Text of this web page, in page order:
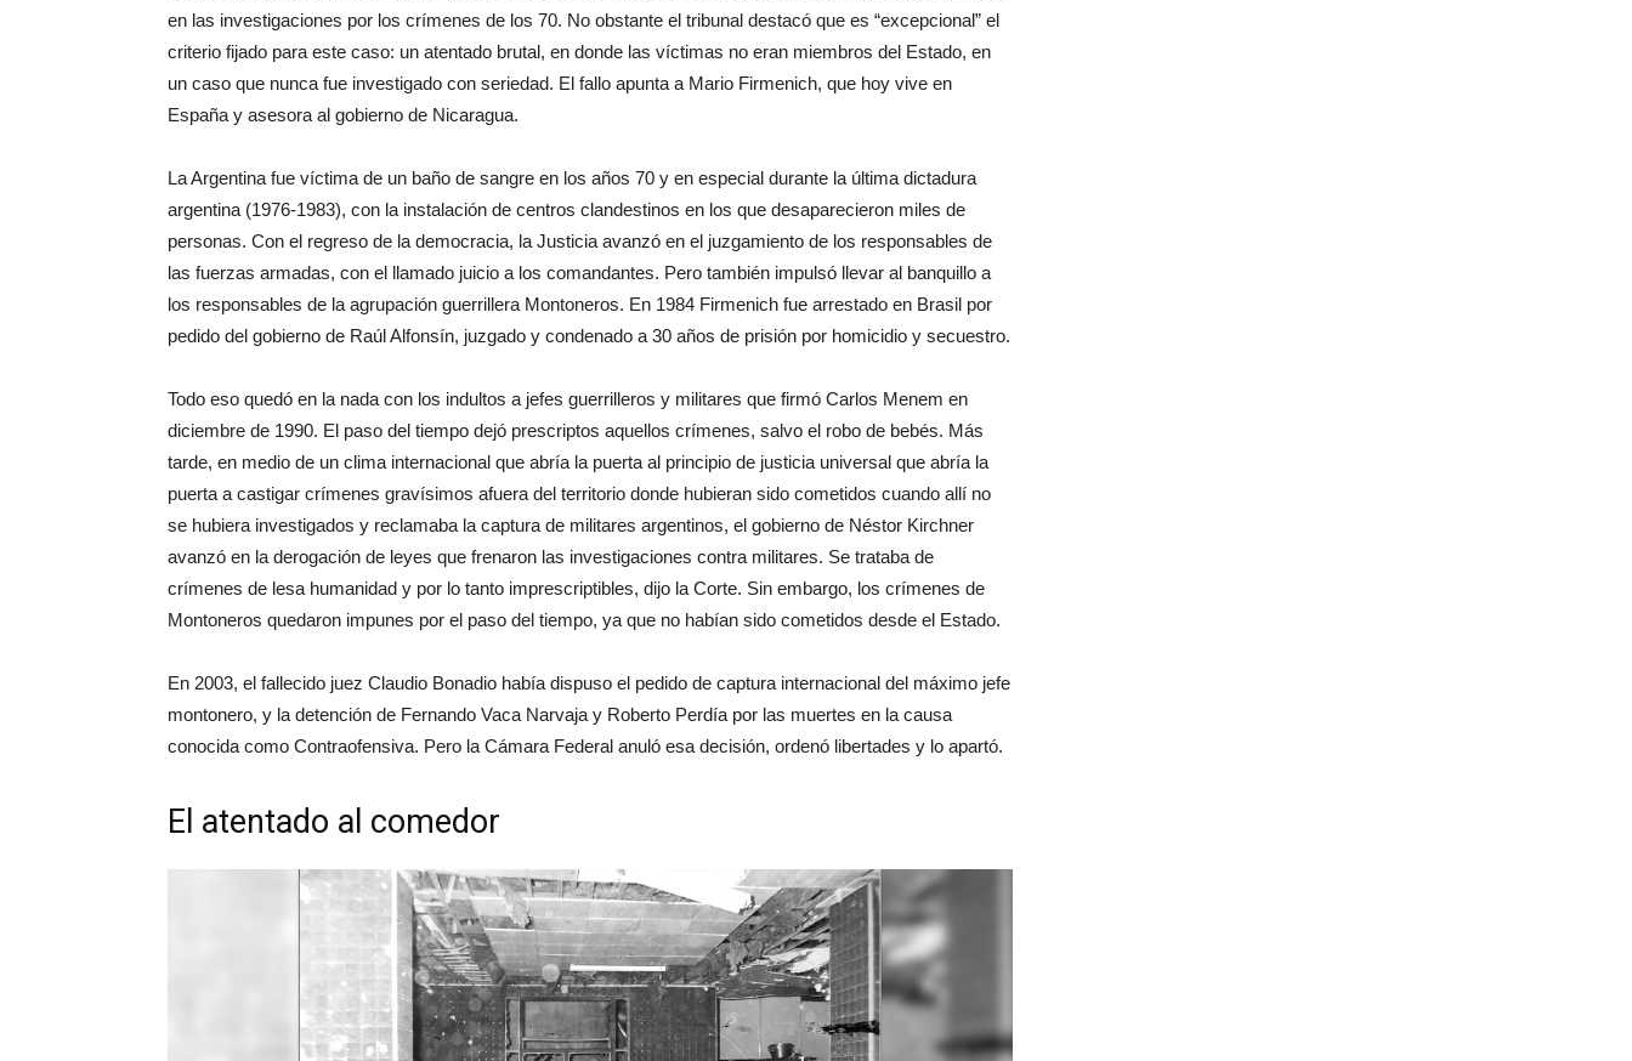
en las investigaciones por los crímenes de los 70. No obstante el tribunal destacó que es “excepcional” el
criterio fijado para este caso: un atentado brutal, en donde las víctimas no eran miembros del Estado, en
un caso que nunca fue investigado con seriedad. El fallo apunta a Mario Firmenich, que hoy vive en
España y asesora al gobierno de Nicaragua.
La Argentina fue víctima de un baño de sangre en los años 70 y en especial durante la última dictadura
argentina (1976-1983), con la instalación de centros clandestinos en los que desaparecieron miles de
personas. Con el regreso de la democracia, la Justicia avanzó en el juzgamiento de los responsables de
las fuerzas armadas, con el llamado juicio a los comandantes. Pero también impulsó llevar al banquillo a
los responsables de la agrupación guerrillera Montoneros. En 1984 Firmenich fue arrestado en Brasil por
pedido del gobierno de Raúl Alfonsín, juzgado y condenado a 30 años de prisión por homicidio y secuestro.
Todo eso quedó en la nada con los indultos a jefes guerrilleros y militares que firmó Carlos Menem en
diciembre de 1990. El paso del tiempo dejó prescriptos aquellos crímenes, salvo el robo de bebés. Más
tarde, en medio de un clima internacional que abría la puerta al principio de justicia universal que abría la
puerta a castigar crímenes gravísimos afuera del territorio donde hubieran sido cometidos cuando allí no
se hubiera investigados y reclamaba la captura de militares argentinos, el gobierno de Néstor Kirchner
avanzó en la derogación de leyes que frenaron las investigaciones contra militares. Se trataba de
crímenes de lesa humanidad y por lo tanto imprescriptibles, dijo la Corte. Sin embargo, los crímenes de
Montoneros quedaron impunes por el paso del tiempo, ya que no habían sido cometidos desde el Estado.
En 2003, el fallecido juez Claudio Bonadio había dispuso el pedido de captura internacional del máximo jefe
montonero, y la detención de Fernando Vaca Narvaja y Roberto Perdía por las muertes en la causa
conocida como Contraofensiva. Pero la Cámara Federal anuló esa decisión, ordenó libertades y lo apartó.
El atentado al comedor